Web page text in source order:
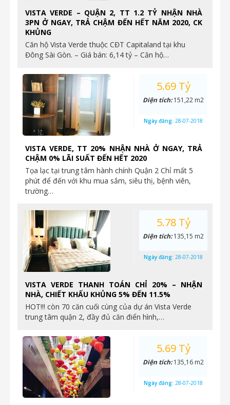
VISTA VERDE – QUẬN 2, TT 1.2 TỶ NHẬN NHÀ
3PN Ở NGAY, TRẢ CHẬM ĐẾN HẾT NĂM 2020, CK
KHỦNG
Căn hộ Vista Verde thuộc CĐT Capitaland tại khu
Đông Sài Gòn. – Giá bán: 6,14 tỷ – Căn hộ…
VISTA VERDE, TT 20% NHẬN NHÀ Ở NGAY, TRẢ
CHẬM 0% LÃI SUẤT ĐẾN HẾT 2020
Tọa lạc tại trung tâm hành chính Quận 2 Chỉ mất 5
phút để đến với khu mua sắm, siêu thị, bệnh viên,
trường…
5.69 Tỷ
Diện tích:151,22 m2
Ngày đăng: 28-07-2018
VISTA VERDE THANH TOÁN CHỈ 20% – NHẬN
NHÀ, CHIẾT KHẤU KHỦNG 5% ĐẾN 11.5%
HOT!!! còn 70 căn cuối cùng của dự án Vista Verde
trung tâm quận 2, đầy đủ căn điển hình,…
5.78 Tỷ
Diện tích:135,15 m2
Ngày đăng: 28-07-2018
5.69 Tỷ
Diện tích:135,16 m2
Ngày đăng: 28-07-2018